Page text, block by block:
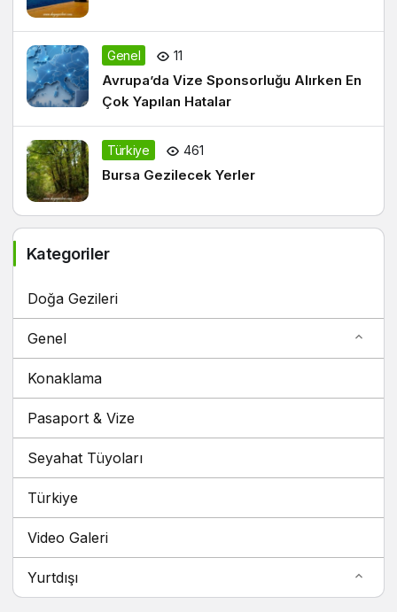
Genel 11
Avrupa’da Vize Sponsorluğu Alırken En
Çok Yapılan Hatalar
Türkiye 461
Bursa Gezilecek Yerler
Kategoriler
Doğa Gezileri
Genel
Konaklama
Pasaport & Vize
Seyahat Tüyoları
Türkiye
Video Galeri
Yurtdışı